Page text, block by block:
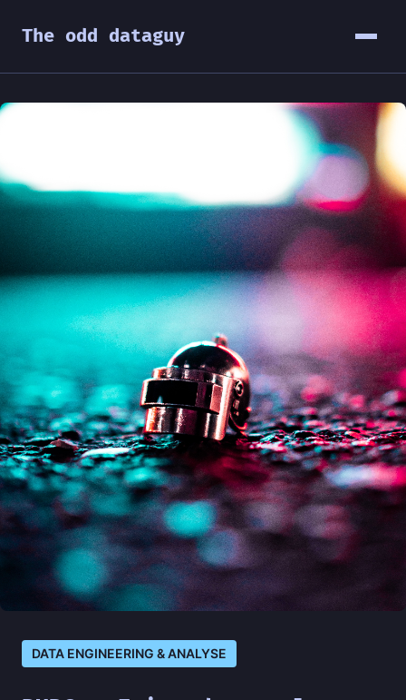
The odd dataguy
DATA ENGINEERING & ANALYSE